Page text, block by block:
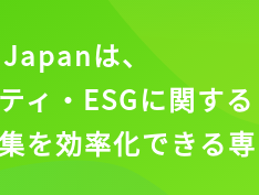
は、
ィ・ESGに関する
を効率化できる